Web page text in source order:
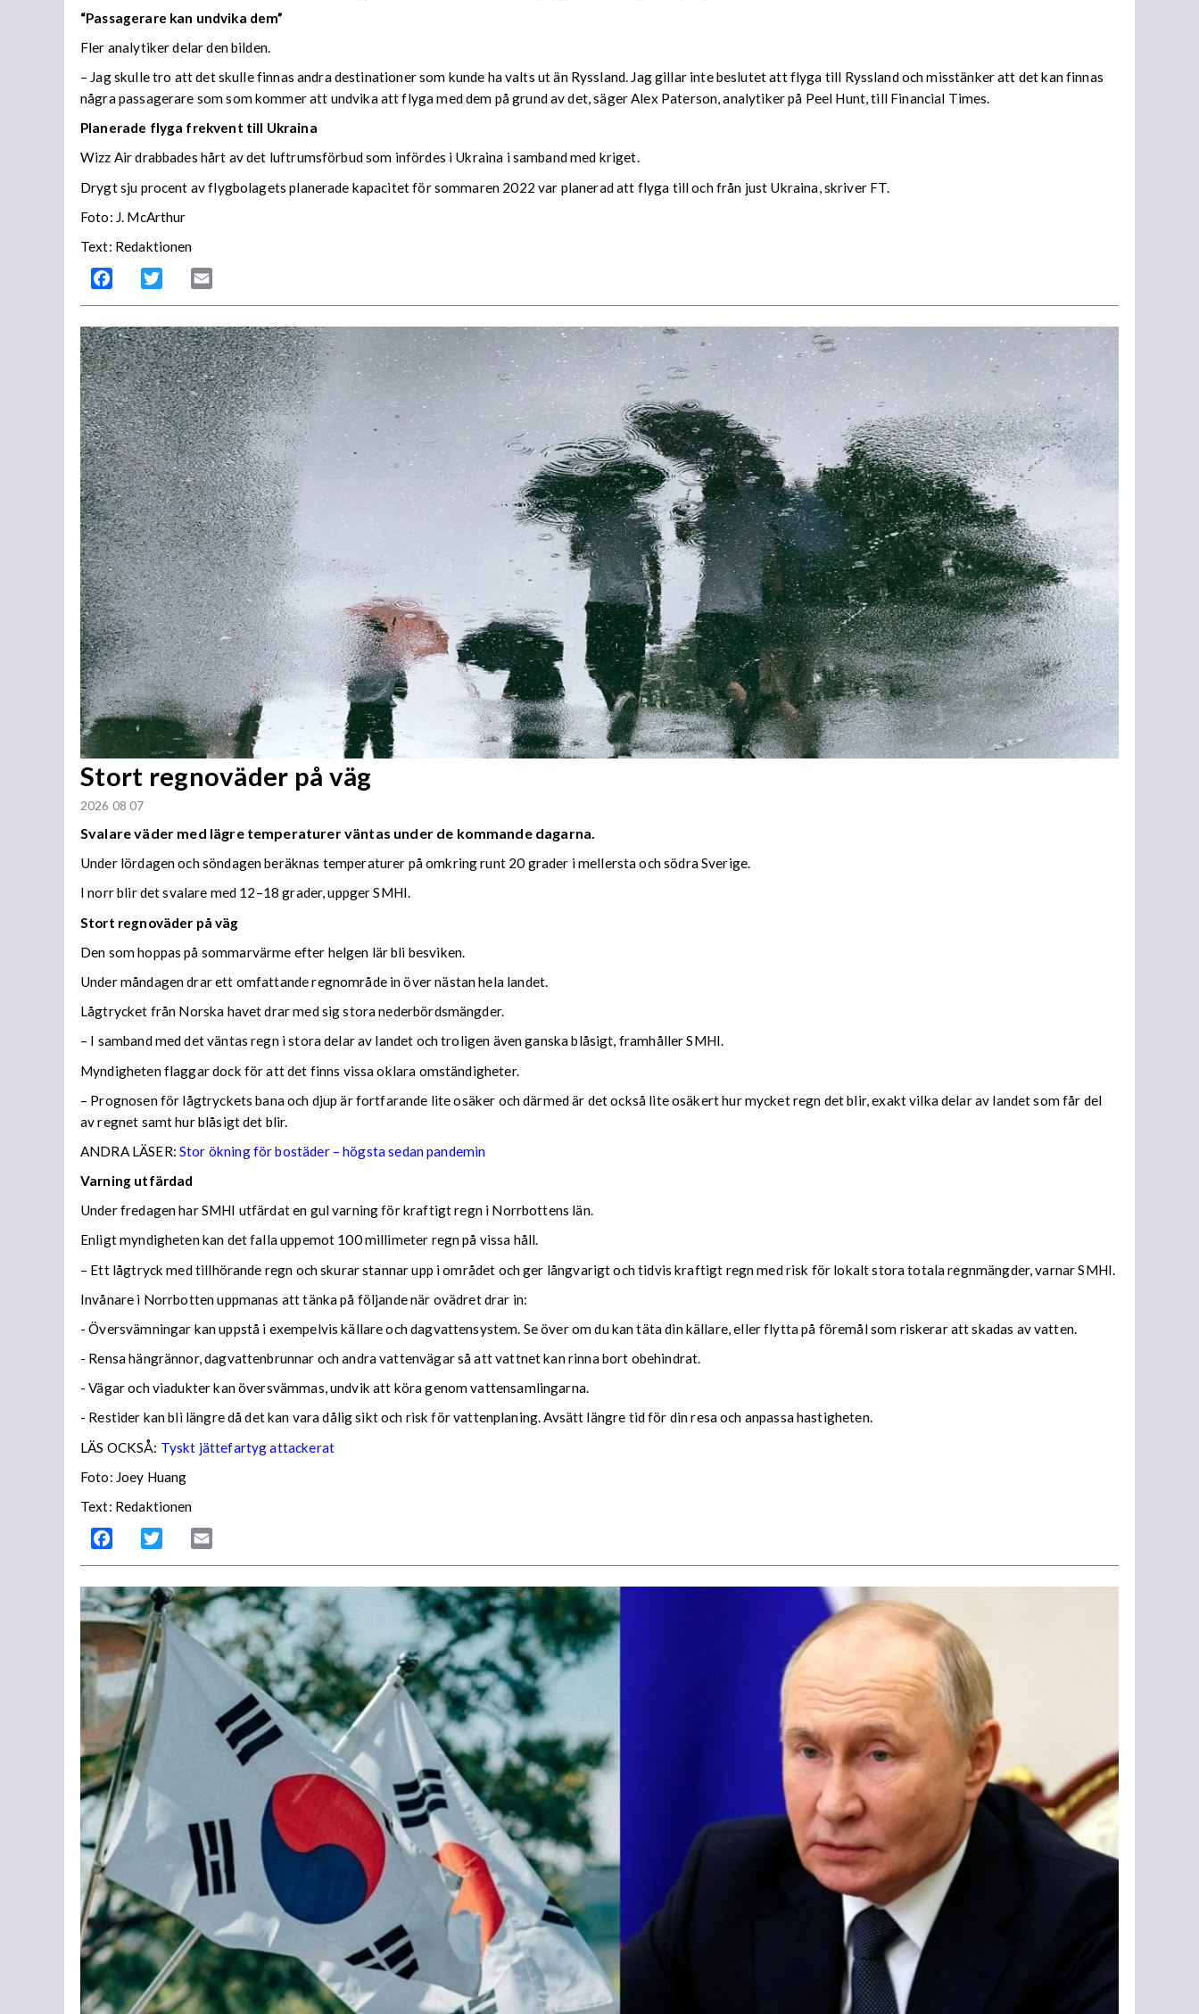
“Passagerare kan undvika dem”
Fler analytiker delar den bilden.
– Jag skulle tro att det skulle finnas andra destinationer som kunde ha valts ut än Ryssland. Jag gillar inte beslutet att flyga till Ryssland och misstänker att det kan finnas
några passagerare som som kommer att undvika att flyga med dem på grund av det, säger Alex Paterson, analytiker på Peel Hunt, till Financial Times.
Planerade flyga frekvent till Ukraina
Wizz Air drabbades hårt av det luftrumsförbud som infördes i Ukraina i samband med kriget.
Drygt sju procent av flygbolagets planerade kapacitet för sommaren 2022 var planerad att flyga till och från just Ukraina, skriver FT.
Foto: J. McArthur
Text: Redaktionen
Facebook Twitter
Stort regnoväder på väg
2026 08 07
Svalare väder med lägre temperaturer väntas under de kommande dagarna.
Under lördagen och söndagen beräknas temperaturer på omkring runt 20 grader i mellersta och södra Sverige.
I norr blir det svalare med 12–18 grader, uppger SMHI.
Stort regnoväder på väg
Den som hoppas på sommarvärme efter helgen lär bli besviken.
Under måndagen drar ett omfattande regnområde in över nästan hela landet.
Lågtrycket från Norska havet drar med sig stora nederbördsmängder.
– I samband med det väntas regn i stora delar av landet och troligen även ganska blåsigt, framhåller SMHI.
Myndigheten flaggar dock för att det finns vissa oklara omständigheter.
– Prognosen för lågtryckets bana och djup är fortfarande lite osäker och därmed är det också lite osäkert hur mycket regn det blir, exakt vilka delar av landet som får del
av regnet samt hur blåsigt det blir.
ANDRA LÄSER: Stor ökning för bostäder – högsta sedan pandemin
Varning utfärdad
Under fredagen har SMHI utfärdat en gul varning för kraftigt regn i Norrbottens län.
Enligt myndigheten kan det falla uppemot 100 millimeter regn på vissa håll.
– Ett lågtryck med tillhörande regn och skurar stannar upp i området och ger långvarigt och tidvis kraftigt regn med risk för lokalt stora totala regnmängder, varnar SMHI.
Invånare i Norrbotten uppmanas att tänka på följande när ovädret drar in:
- Översvämningar kan uppstå i exempelvis källare och dagvattensystem. Se över om du kan täta din källare, eller flytta på föremål som riskerar att skadas av vatten.
- Rensa hängrännor, dagvattenbrunnar och andra vattenvägar så att vattnet kan rinna bort obehindrat.
- Vägar och viadukter kan översvämmas, undvik att köra genom vattensamlingarna.
- Restider kan bli längre då det kan vara dålig sikt och risk för vattenplaning. Avsätt längre tid för din resa och anpassa hastigheten.
LÄS OCKSÅ: Tyskt jättefartyg attackerat
Foto: Joey Huang
Text: Redaktionen
Facebook Twitter